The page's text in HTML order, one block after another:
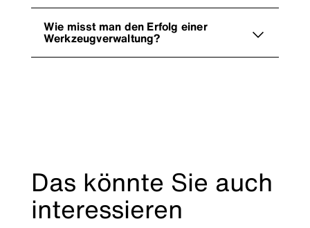
Wie misst man den Erfolg einer
Werkzeugverwaltung?
Das könnte Sie auch
interessieren